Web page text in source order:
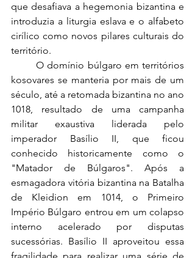
que desafiava a hegemonia bizantina e
introduzia a liturgia eslava e o alfabeto
cirílico como novos pilares culturais do
território.
	O domínio búlgaro em territórios
kosovares se manteria por mais de um
século, até a retomada bizantina no ano
1018, resultado de uma campanha
militar exaustiva liderada pelo
imperador Basílio II, que ficou
conhecido historicamente como o
"Matador de Búlgaros". Após a
esmagadora vitória bizantina na Batalha
de Kleidion em 1014, o Primeiro
Império Búlgaro entrou em um colapso
interno acelerado por disputas
sucessórias. Basílio II aproveitou essa